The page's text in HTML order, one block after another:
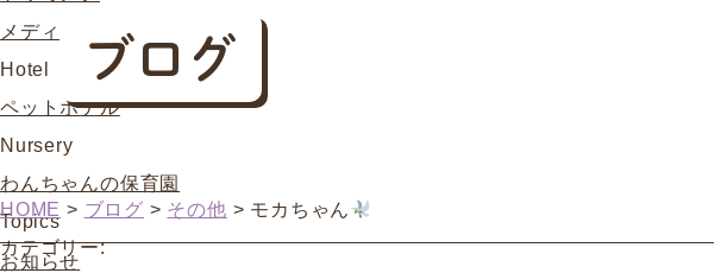
メディカルトリミング
Hotel
ペットホテル
Nursery
わんちゃんの保育園
Topics
お知らせ
ブログ
HOME > ブログ > その他 > モカちゃん
カテゴリー: